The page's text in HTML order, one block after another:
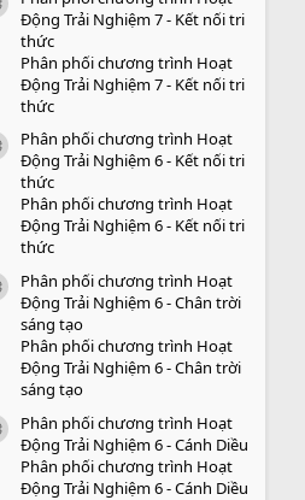
icon tài liệu
Động Trải Nghiệm 7 - Kết nối tri
thức
Phân phối chương trình Hoạt
Động Trải Nghiệm 7 - Kết nối tri
thức
icon tài liệu
Phân phối chương trình Hoạt
Động Trải Nghiệm 6 - Kết nối tri
thức
Phân phối chương trình Hoạt
Động Trải Nghiệm 6 - Kết nối tri
thức
icon tài liệu
Phân phối chương trình Hoạt
Động Trải Nghiệm 6 - Chân trời
sáng tạo
Phân phối chương trình Hoạt
Động Trải Nghiệm 6 - Chân trời
sáng tạo
icon tài liệu
Phân phối chương trình Hoạt
Động Trải Nghiệm 6 - Cánh Diều
Phân phối chương trình Hoạt
Động Trải Nghiệm 6 - Cánh Diều